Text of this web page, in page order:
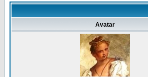
Avatar